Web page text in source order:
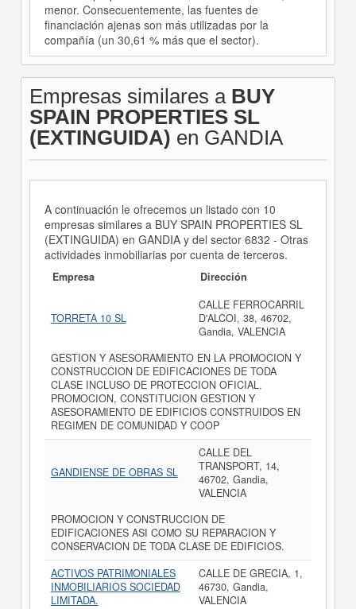
menor. Consecuentemente, las fuentes de
financiación ajenas son más utilizadas por la
compañía (un 30,61 % más que el sector).
Empresas similares a BUY
SPAIN PROPERTIES SL
(EXTINGUIDA) en GANDIA
A continuación le ofrecemos un listado con 10
empresas similares a BUY SPAIN PROPERTIES SL
(EXTINGUIDA) en GANDIA y del sector 6832 - Otras
actividades inmobiliarias por cuenta de terceros.
Empresa Dirección
TORRETA 10 SL
CALLE FERROCARRIL
D'ALCOI, 38, 46702,
Gandia, VALENCIA
GESTION Y ASESORAMIENTO EN LA PROMOCION Y
CONSTRUCCION DE EDIFICACIONES DE TODA
CLASE INCLUSO DE PROTECCION OFICIAL.
PROMOCION, CONSTITUCION GESTION Y
ASESORAMIENTO DE EDIFICIOS CONSTRUIDOS EN
REGIMEN DE COMUNIDAD Y COOP
GANDIENSE DE OBRAS SL
CALLE DEL
TRANSPORT, 14,
46702, Gandia,
VALENCIA
PROMOCION Y CONSTRUCCION DE
EDIFICACIONES ASI COMO SU REPARACION Y
CONSERVACION DE TODA CLASE DE EDIFICIOS.
ACTIVOS PATRIMONIALES
INMOBILIARIOS SOCIEDAD
LIMITADA.
CALLE DE GRECIA, 1,
46730, Gandia,
VALENCIA